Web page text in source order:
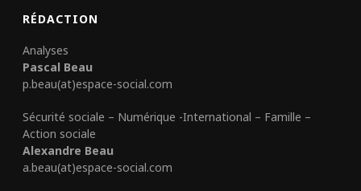
RÉDACTION
Analyses
Pascal Beau
p.beau(at)espace-social.com
Sécurité sociale – Numérique -International – Famille –
Action sociale
Alexandre Beau
a.beau(at)espace-social.com